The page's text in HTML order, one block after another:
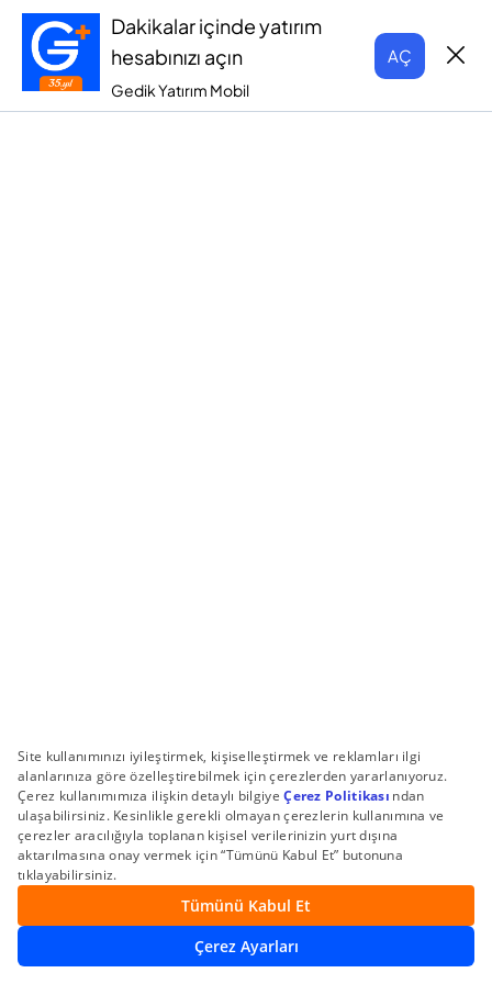
Dakikalar içinde yatırım
hesabınızı açın
Gedik Yatırım Mobil
AÇ